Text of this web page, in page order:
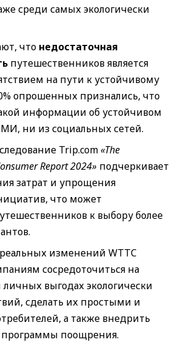
среди самых экологически
что недостаточная
путешественников является
на пути к устойчивому
опрошенных признались, что
информации об устойчивом
ни из социальных сетей.
Trip.com«The
Report 2024» подчеркивает
затрат и упрощения
что может
к выбору более
изменений WTTC
сосредоточиться на
выгодах экологически
сделать их простыми и
а также внедрить
поощрения.